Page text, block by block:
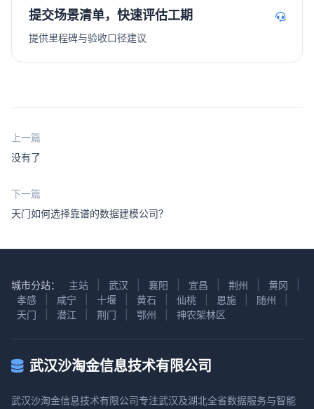
提交场景清单，快速评估工期
提供里程碑与验收口径建议
上一篇
没有了
下一篇
天门如何选择靠谱的数据建模公司？
城市分站： 主站 武汉 襄阳 宜昌 荆州 黄冈
孝感
咸宁 十堰 黄石 仙桃 恩施 随州
天门
潜江 荆门 鄂州 神农架林区
武汉沙淘金信息技术有限公司
武汉沙淘金信息技术有限公司专注武汉及湖北全省数据服务与智能